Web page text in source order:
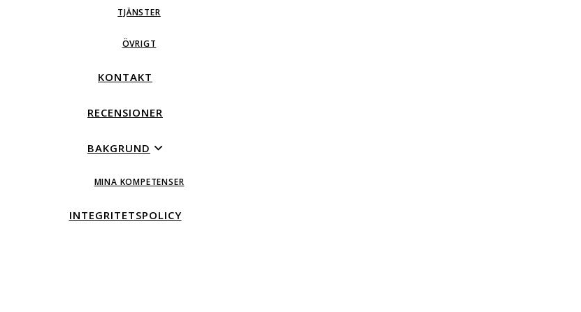
TJÄNSTER
ÖVRIGT
KONTAKT
RECENSIONER
BAKGRUND
MINA KOMPETENSER
INTEGRITETSPOLICY